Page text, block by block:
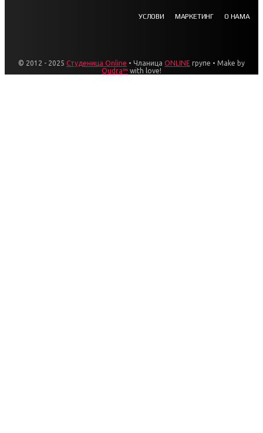
УСЛОВИ МАРКЕТИНГ О НАМА
© 2012 - 2025 Студеница Online • Чланица ONLINE групе • Make by
Qudra™ with love!